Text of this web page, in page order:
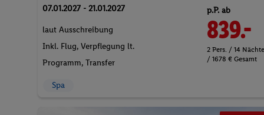
07.01.2027 - 21.01.2027
laut Ausschreibung
Inkl. Flug, Verpflegung lt.
Programm, Transfer
p.P. ab
839.-
2 Pers. / 14 Nächte
/ 1678 € Gesamt
Spa